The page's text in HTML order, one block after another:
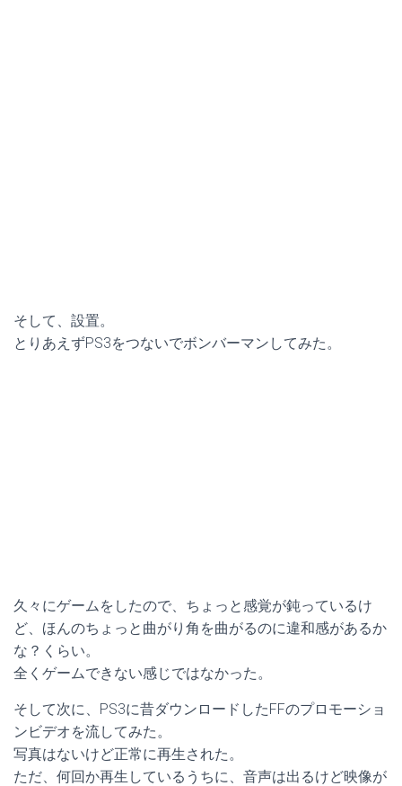
そして、設置。
とりあえずPS3をつないでボンバーマンしてみた。
久々にゲームをしたので、ちょっと感覚が鈍っているけ
ど、ほんのちょっと曲がり角を曲がるのに違和感があるか
な？くらい。
全くゲームできない感じではなかった。
そして次に、PS3に昔ダウンロードしたFFのプロモーショ
ンビデオを流してみた。
写真はないけど正常に再生された。
ただ、何回か再生しているうちに、音声は出るけど映像が